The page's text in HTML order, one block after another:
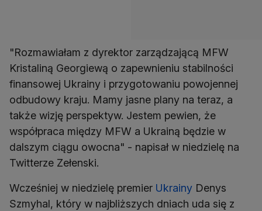
"Rozmawiałam z dyrektor zarządzającą MFW
Kristaliną Georgiewą o zapewnieniu stabilności
finansowej Ukrainy i przygotowaniu powojennej
odbudowy kraju. Mamy jasne plany na teraz, a
także wizję perspektyw. Jestem pewien, że
współpraca między MFW a Ukrainą będzie w
dalszym ciągu owocna" - napisał w niedzielę na
Twitterze Zełenski.
Wcześniej w niedzielę premier Ukrainy Denys
Szmyhal, który w najbliższych dniach uda się z